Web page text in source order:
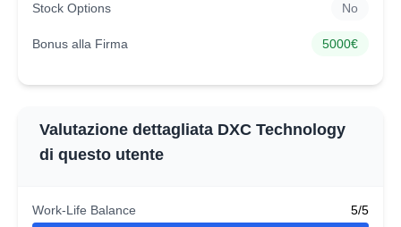
Stock Options No
Bonus alla Firma 5000€
Valutazione dettagliata DXC Technology
di questo utente
Work-Life Balance 5/5